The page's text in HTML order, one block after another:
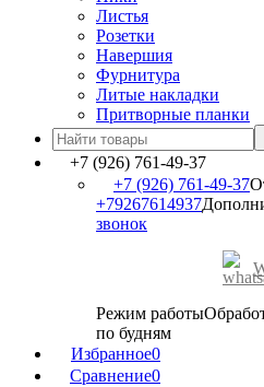
Листья
Розетки
Навершия
Фурнитура
Литые накладки
Притворные планки
+7 (926) 761-49-37
+7 (926) 761-49-37
+79267614937
звонок
Режим работы
по будням
Избранное0
Сравнение0